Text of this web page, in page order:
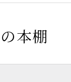
本棚